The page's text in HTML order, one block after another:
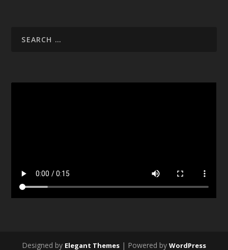
Designed by Elegant Themes | Powered by WordPress